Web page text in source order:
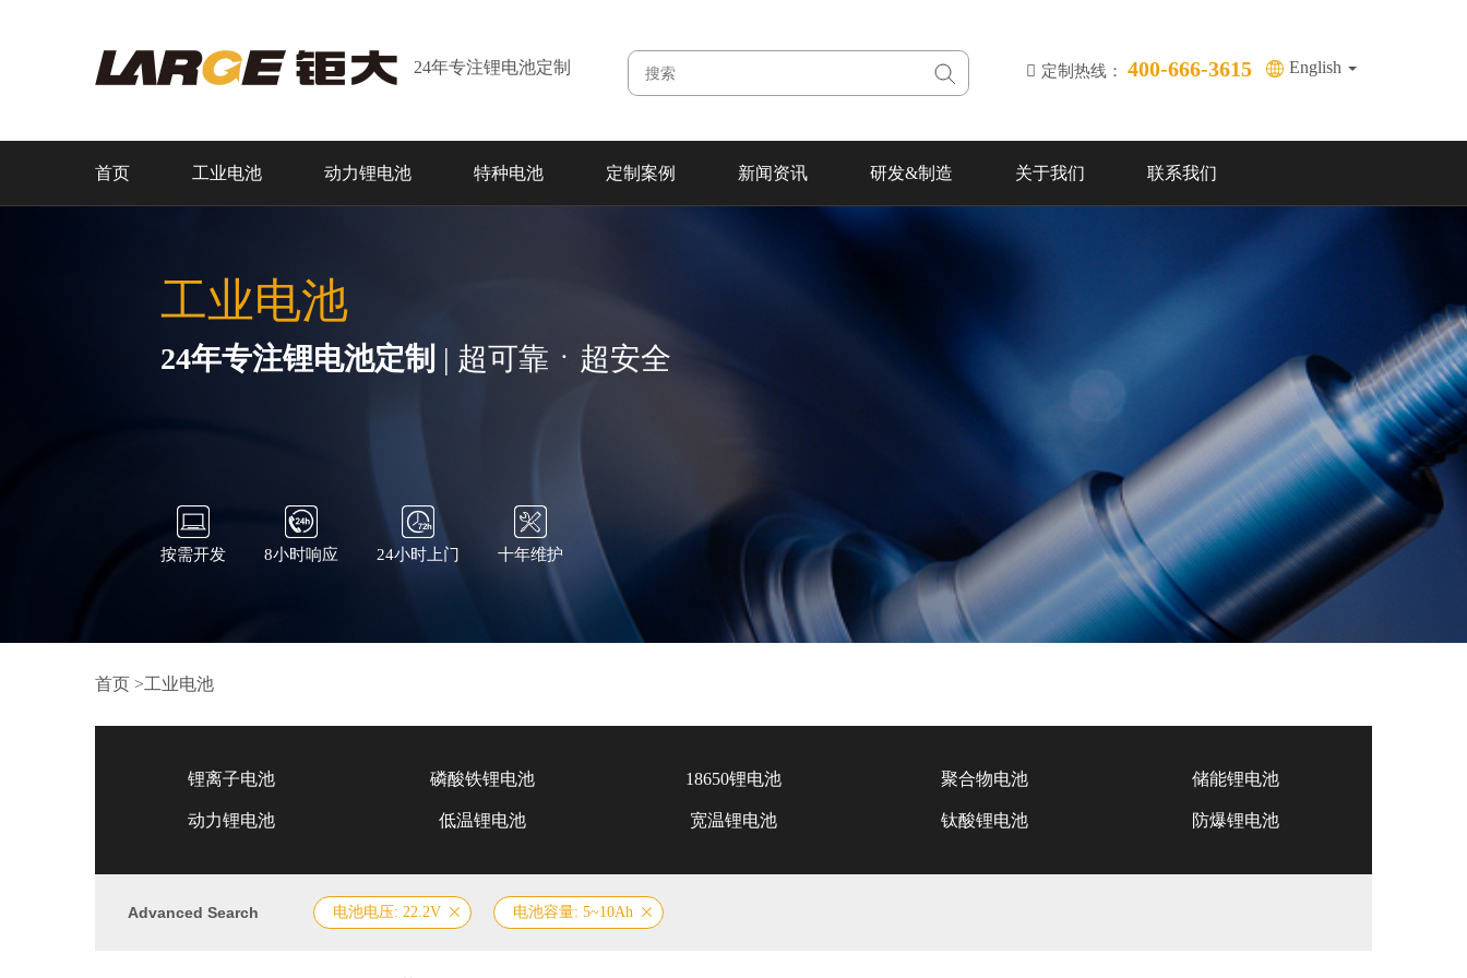
24年专注锂电池定制 定制热线： 400-666-3615 English
首页 工业电池 动力锂电池 特种电池 定制案例 新闻资讯 研发&制造 关于我们 联系我们
工业电池
24年专注锂电池定制 | 超可靠ㆍ超安全
按需开发 8小时响应 24小时上门 十年维护
首页 >工业电池
锂离子电池 磷酸铁锂电池 18650锂电池 聚合物电池 储能锂电池
动力锂电池 低温锂电池 宽温锂电池 钛酸锂电池 防爆锂电池
Advanced Search 电池电压: 22.2V 电池容量: 5~10Ah